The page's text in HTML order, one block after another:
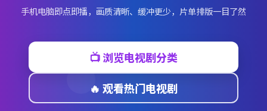
手机电脑即点即播，画质清晰、缓冲更少，片单排版一目了然
📺 浏览电视剧分类
🔥 观看热门电视剧